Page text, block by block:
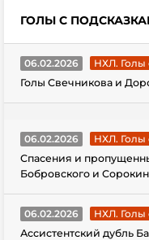
ГОЛЫ С
06.02.2026
НХЛ. Голы
Голы Свечникова и
06.02.2026
НХЛ. Голы
Спасения и
Бобровского и
06.02.2026
НХЛ. Голы
Ассистентский дубль